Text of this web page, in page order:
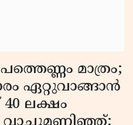
മാത്രം;
ഏറ്റുവാങ്ങാൻ
ലക്ഷം